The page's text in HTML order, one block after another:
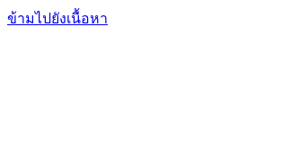
ข้ามไปยังเนื้อหา